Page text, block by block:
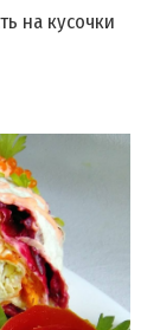
на кусочки